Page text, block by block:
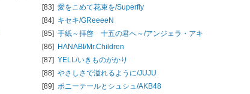
[83] 愛をこめて花束を/Superfly
[84] キセキ/GReeeeN
[85] 手紙～拝啓 十五の君へ～/アンジェラ・アキ
[86] HANABI/Mr.Children
[87] YELL/いきものがかり
[88] やさしさで溢れるように/JUJU
[89] ポニーテールとシュシュ/AKB48